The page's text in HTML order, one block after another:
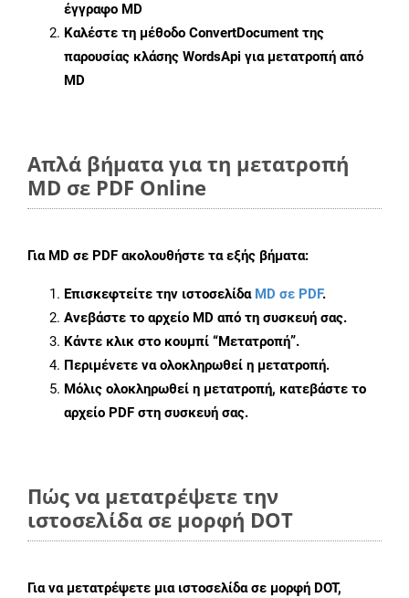
έγγραφο MD
Καλέστε τη μέθοδο ConvertDocument της
παρουσίας κλάσης WordsApi για μετατροπή από
MD
Απλά βήματα για τη μετατροπή
MD σε PDF Online
Για MD σε PDF ακολουθήστε τα εξής βήματα:
Επισκεφτείτε την ιστοσελίδα MD σε PDF.
Ανεβάστε το αρχείο MD από τη συσκευή σας.
Κάντε κλικ στο κουμπί “Μετατροπή”.
Περιμένετε να ολοκληρωθεί η μετατροπή.
Μόλις ολοκληρωθεί η μετατροπή, κατεβάστε το
αρχείο PDF στη συσκευή σας.
Πώς να μετατρέψετε την
ιστοσελίδα σε μορφή DOT
Για να μετατρέψετε μια ιστοσελίδα σε μορφή DOT,